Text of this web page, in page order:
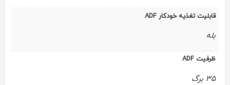
قابلیت تغذیه خودکار ADF
بله
ظرفیت ADF
35 برگ